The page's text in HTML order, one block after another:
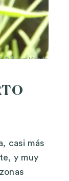
casi más
y muy